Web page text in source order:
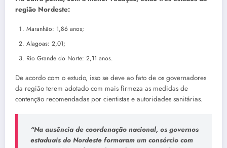
região Nordeste:
Maranhão: 1,86 anos;
Alagoas: 2,01;
Rio Grande do Norte: 2,11 anos.
De acordo com o estudo, isso se deve ao fato de os governadores
da região terem adotado com mais firmeza as medidas de
contenção recomendadas por cientistas e autoridades sanitárias.
“Na ausência de coordenação nacional, os governos
estaduais do Nordeste formaram um consórcio com